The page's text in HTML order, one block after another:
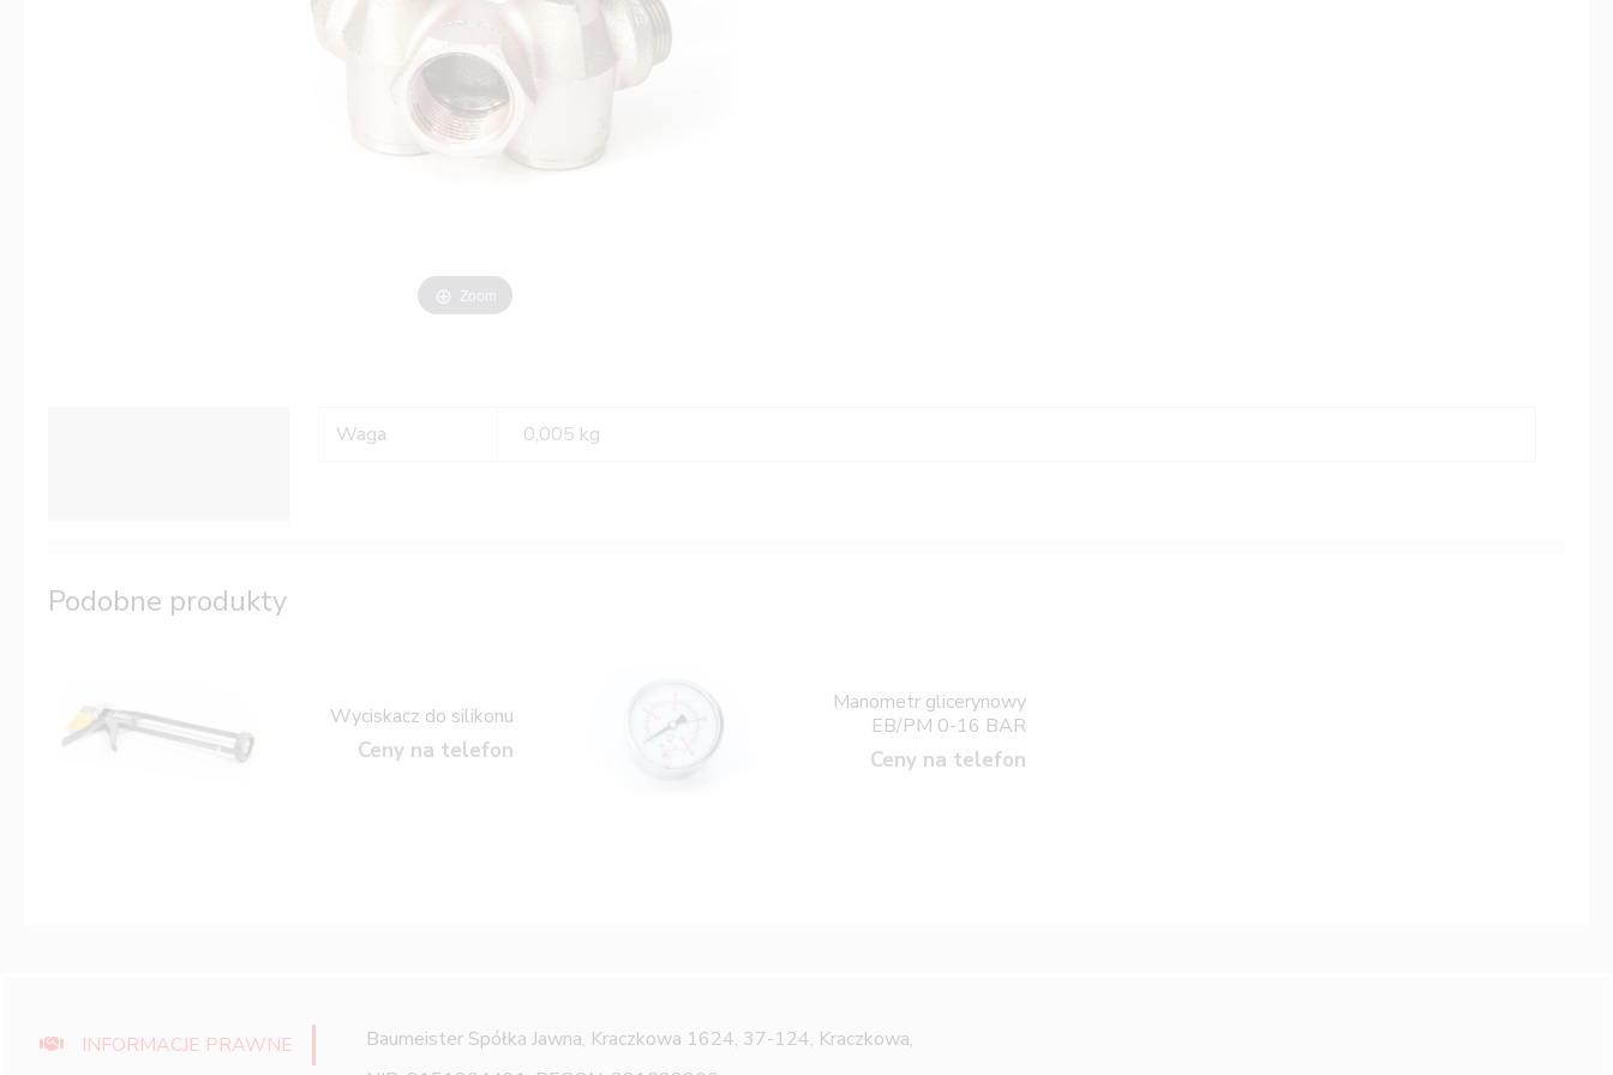
Zoom
Waga 0,005 kg
Podobne produkty
Wyciskacz do silikonu
Ceny na telefon
Manometr glicerynowy
EB/PM 0-16 BAR
Ceny na telefon
INFORMACJE PRAWNE
Baumeister Spółka Jawna, Kraczkowa 1624, 37-124, Kraczkowa,